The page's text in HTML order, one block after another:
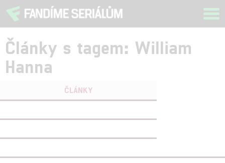
Články s tagem: William
Hanna
ČLÁNKY